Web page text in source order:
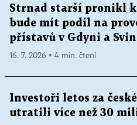
Strnad starší pronikl
bude mít podíl na
přístavů v Gdyni a
16. 7. 2026 ▪ 4 min. čtení
Investoři letos za
utratili více než 30